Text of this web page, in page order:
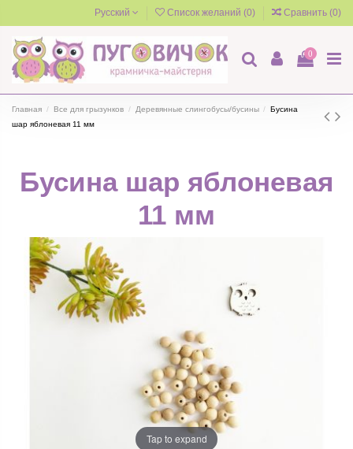
Русский Список желаний (0) Сравнить (0)
0
Главная Все для грызунков Деревянные слингобусы/бусины
Бусина
шар яблоневая 11 мм
Бусина шар яблоневая
11 мм
Tap to expand